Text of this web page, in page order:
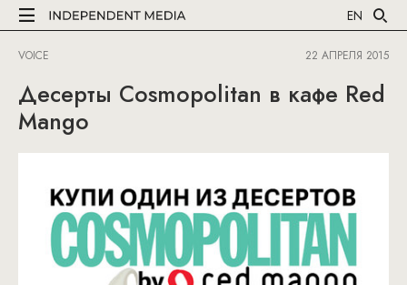
EN
VOICE 22 АПРЕЛЯ 2015
Десерты Cosmopolitan в кафе Red
Mango